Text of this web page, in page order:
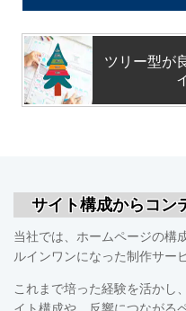
ツリー型が
サイト構成からコン
当社では、ホームページの構
ルインワンになった制作サー
これまで培った経験を活かし